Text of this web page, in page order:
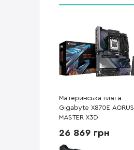
Материнська плата
Gigabyte X870E AORUS
MASTER X3D
26 869 грн